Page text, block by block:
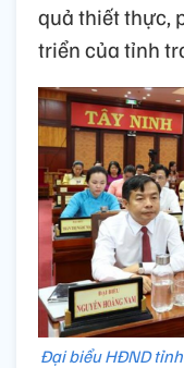
quả thiết thực,
triển của tỉnh
Đại biểu HĐND